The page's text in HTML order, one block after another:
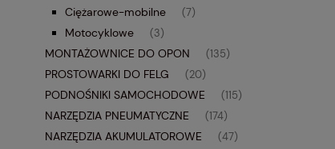
Ciężarowe-mobilne (7)
Motocyklowe (3)
MONTAŻOWNICE DO OPON (135)
PROSTOWARKI DO FELG (20)
PODNOŚNIKI SAMOCHODOWE (115)
NARZĘDZIA PNEUMATYCZNE (174)
NARZĘDZIA AKUMULATOROWE (47)